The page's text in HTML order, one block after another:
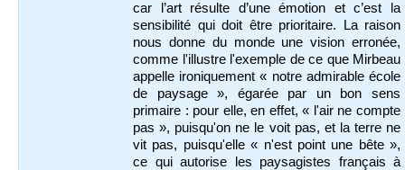
car l’art résulte d’une émotion et c’est la
sensibilité qui doit être prioritaire. La raison
nous donne du monde une vision erronée,
comme l'illustre l'exemple de ce que Mirbeau
appelle ironiquement « notre admirable école
de paysage », égarée par un bon sens
primaire : pour elle, en effet, « l'air ne compte
pas », puisqu'on ne le voit pas, et la terre ne
vit pas, puisqu'elle « n'est point une bête »,
ce qui autorise les paysagistes français à